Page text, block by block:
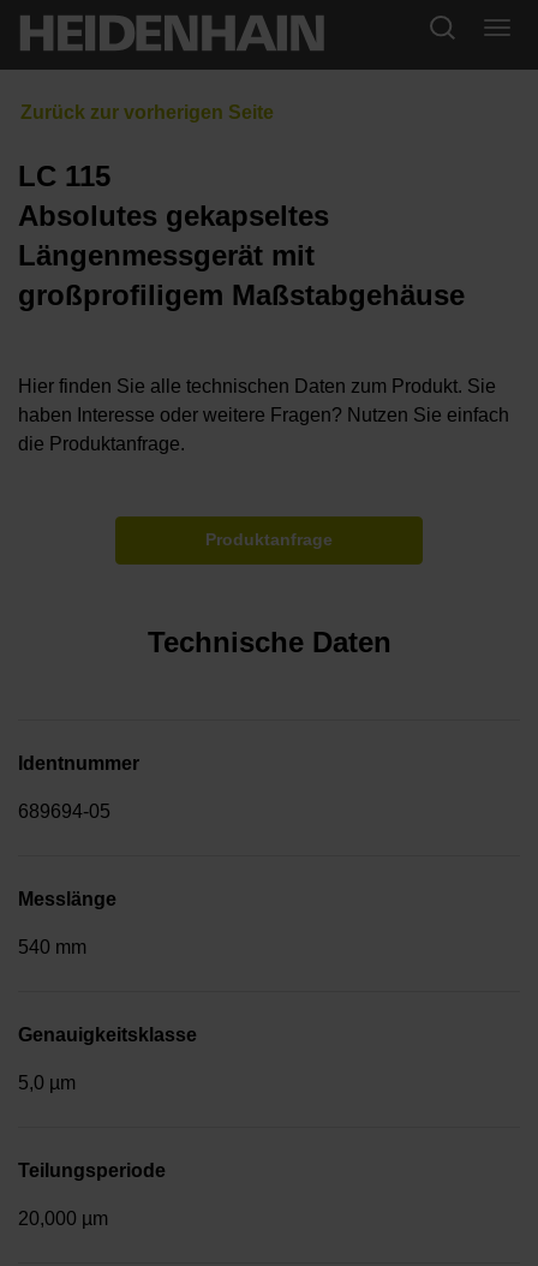
LC 115
Absolutes gekapseltes
Längenmessgerät mit
großprofiligem Maßstabgehäuse
Hier finden Sie alle technischen Daten zum Produkt. Sie
haben Interesse oder weitere Fragen? Nutzen Sie einfach
die Produktanfrage.
Produktanfrage
Technische Daten
Identnummer
689694-05
Messlänge
540 mm
Genauigkeitsklasse
5,0 µm
Teilungsperiode
20,000 µm